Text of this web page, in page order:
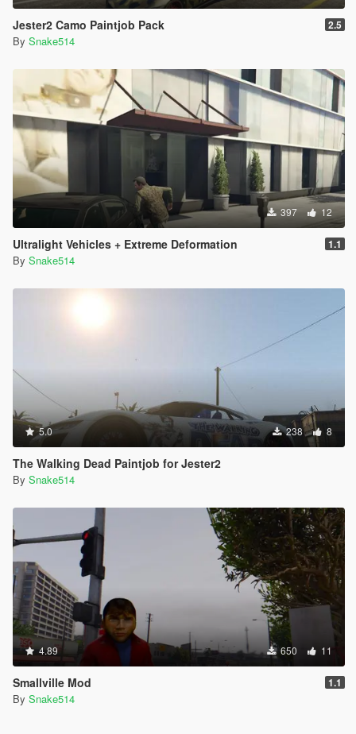
Jester2 Camo Paintjob Pack 2.5
By Snake514
397 12
Ultralight Vehicles + Extreme Deformation 1.1
By Snake514
5.0 238 8
The Walking Dead Paintjob for Jester2
By Snake514
4.89 650 11
Smallville Mod 1.1
By Snake514